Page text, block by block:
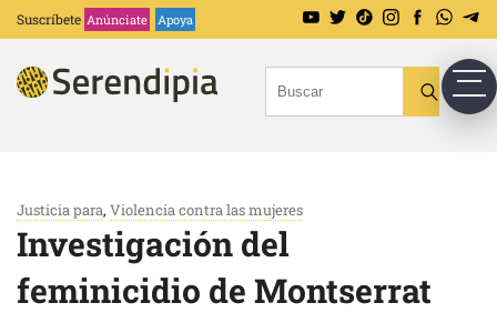
Suscríbete Anúnciate Apoya
Justicia para, Violencia contra las mujeres
Investigación del
feminicidio de Montserrat